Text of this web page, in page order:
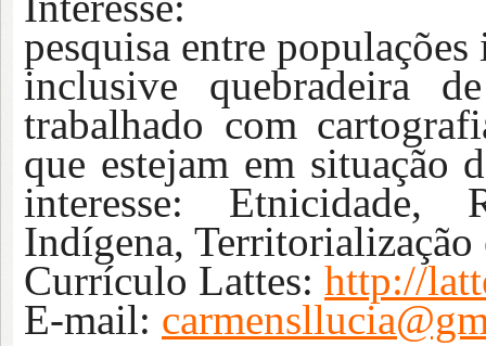
pesquisa entre populações
inclusive quebradeira
trabalhado com
que estejam em situação
interesse: Etnicidade,
Indígena,
Currículo Lattes: http://
E-mail: